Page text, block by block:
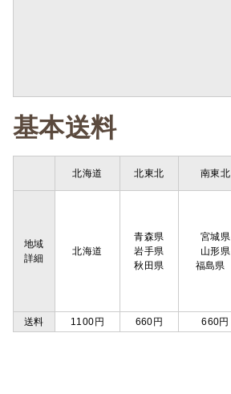
基本送料
北海道 北東北 南東北
地域
詳細
北海道
青森県
岩手県
秋田県
宮城県
山形県
福島県
送料
1100円 660円 660円